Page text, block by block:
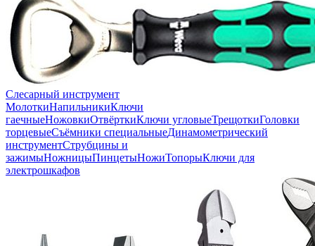
Слесарный инструмент
МолоткиНапильникиКлючи
гаечныеНожовкиОтвёрткиКлючи угловыеТрещоткиГоловки
торцевыеСъёмники специальныеДинамометрический
инструментСтрубцины и
зажимыНожницыПинцетыНожиТопорыКлючи для
электрошкафов